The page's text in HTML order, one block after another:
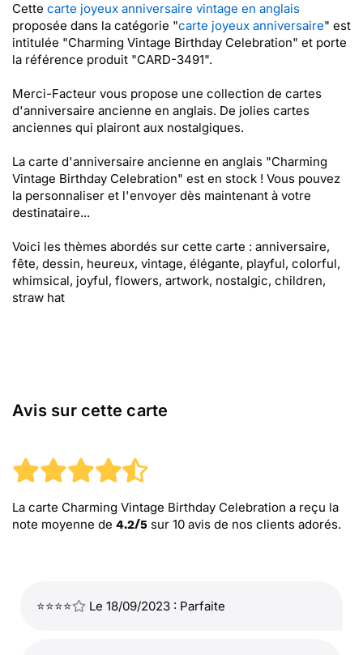
Cette carte joyeux anniversaire vintage en anglais
proposée dans la catégorie "carte joyeux anniversaire" est
intitulée "Charming Vintage Birthday Celebration" et porte
la référence produit "CARD-3491".
Merci-Facteur vous propose une collection de cartes
d'anniversaire ancienne en anglais. De jolies cartes
anciennes qui plairont aux nostalgiques.
La carte d'anniversaire ancienne en anglais "Charming
Vintage Birthday Celebration" est en stock ! Vous pouvez
la personnaliser et l'envoyer dès maintenant à votre
destinataire...
Voici les thèmes abordés sur cette carte : anniversaire,
fête, dessin, heureux, vintage, élégante, playful, colorful,
whimsical, joyful, flowers, artwork, nostalgic, children,
straw hat
Avis sur cette carte
La carte Charming Vintage Birthday Celebration a reçu la
note moyenne de 4.2/5 sur 10 avis de nos clients adorés.
⭐⭐⭐⭐ Le 18/09/2023 : Parfaite